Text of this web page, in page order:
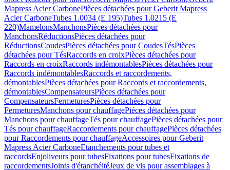
Mapress Acier CarbonePièces détachées pour Geberit Mapress
Acier CarboneTubes 1.0034 (E 195)Tubes 1.0215 (E
220)MamelonsManchonsPièces détachées pour
ManchonsRéductionsPièces détachées pour
RéductionsCoudesPièces détachées pour CoudesTésPièces
détachées pour TésRaccords en croixPièces détachées pour
Raccords en croixRaccords indémontablesPièces détachées pour
Raccords indémontablesRaccords et raccordements,
démontablesPièces détachées pour Raccords et raccordements,
démontablesCompensateursPièces détachées pour
CompensateursFermeturesPièces détachées pour
FermeturesManchons pour chauffagePièces détachées pour
Manchons pour chauffageTés pour chauffagePièces détachées pour
Tés pour chauffageRaccordements pour chauffagePièces détachées
pour Raccordements pour chauffageAccessoires pour Geberit
Mapress Acier CarboneEtanchements pour tubes et
raccordsEnjoliveurs pour tubesFixations pour tubesFixations de
raccordementsJoints d'étanchéitéJeux de vis pour assemblages à